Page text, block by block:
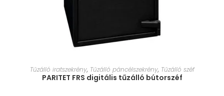
MÉRET VÁLASZTÁSA
Tűzálló iratszekrény, Tűzálló páncélszekrény, Tűzálló széf
PARITET FRS digitális tűzálló bútorszéf